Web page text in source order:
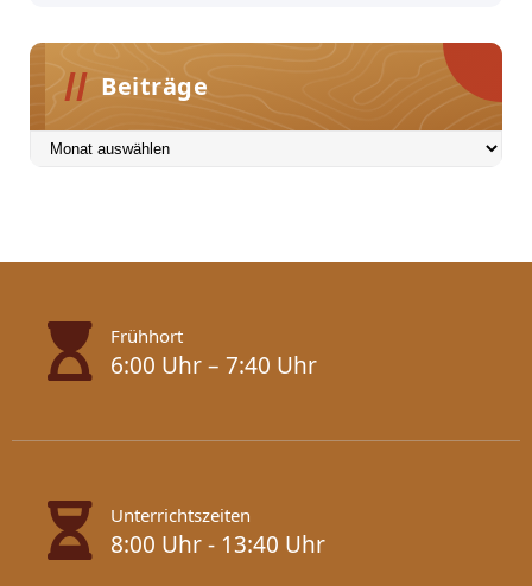
Beiträge
Beiträge
Frühhort
6:00 Uhr – 7:40 Uhr
Unterrichtszeiten
8:00 Uhr - 13:40 Uhr